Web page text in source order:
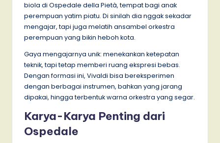
biola di Ospedale della Pietà, tempat bagi anak
perempuan yatim piatu. Di sinilah dia nggak sekadar
mengajar, tapi juga melatih ansambel orkestra
perempuan yang bikin heboh kota.
Gaya mengajarnya unik: menekankan ketepatan
teknik, tapi tetap memberi ruang ekspresi bebas.
Dengan formasi ini, Vivaldi bisa bereksperimen
dengan berbagai instrumen, bahkan yang jarang
dipakai, hingga terbentuk warna orkestra yang segar.
Karya-Karya Penting dari
Ospedale